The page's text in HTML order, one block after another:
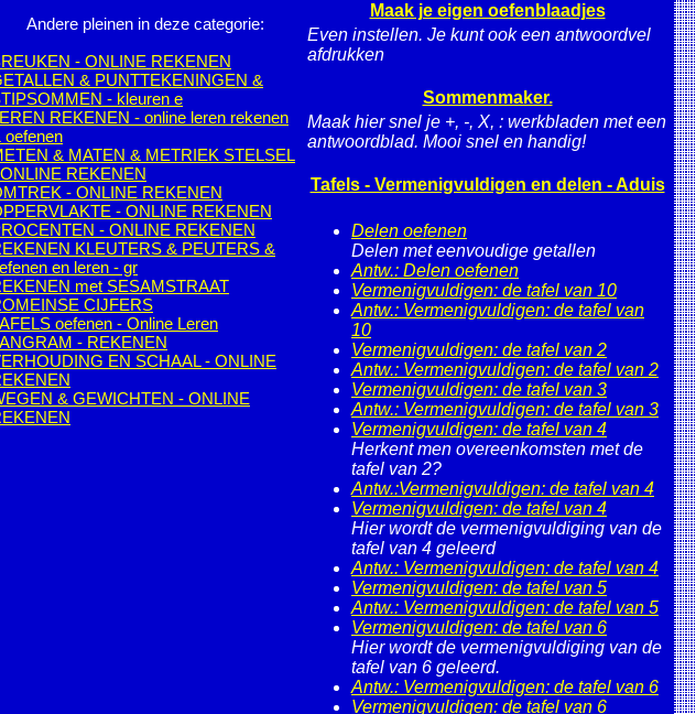
Andere pleinen in deze categorie:
- ONLINE REKENEN
& PUNTTEKENINGEN &
- kleuren e
REKENEN - online leren rekenen
oefenen
& MATEN & METRIEK STELSEL
REKENEN
- ONLINE REKENEN
- ONLINE REKENEN
- ONLINE REKENEN
KLEUTERS & PEUTERS &
en leren - gr
met SESAMSTRAAT
CIJFERS
oefenen - Online Leren
- REKENEN
EN SCHAAL - ONLINE
& GEWICHTEN - ONLINE
Maak je eigen oefenblaadjes
Even instellen. Je kunt ook een antwoordvel
afdrukken
Sommenmaker.
Maak hier snel je +, -, X, : werkbladen met een
antwoordblad. Mooi snel en handig!
Tafels - Vermenigvuldigen en delen - Aduis
Delen oefenen
Delen met eenvoudige getallen
Antw.: Delen oefenen
Vermenigvuldigen: de tafel van 10
Antw.: Vermenigvuldigen: de tafel van
10
Vermenigvuldigen: de tafel van 2
Antw.: Vermenigvuldigen: de tafel van 2
Vermenigvuldigen: de tafel van 3
Antw.: Vermenigvuldigen: de tafel van 3
Vermenigvuldigen: de tafel van 4
Herkent men overeenkomsten met de
tafel van 2?
Antw.:Vermenigvuldigen: de tafel van 4
Vermenigvuldigen: de tafel van 4
Hier wordt de vermenigvuldiging van de
tafel van 4 geleerd
Antw.: Vermenigvuldigen: de tafel van 4
Vermenigvuldigen: de tafel van 5
Antw.: Vermenigvuldigen: de tafel van 5
Vermenigvuldigen: de tafel van 6
Hier wordt de vermenigvuldiging van de
tafel van 6 geleerd.
Antw.: Vermenigvuldigen: de tafel van 6
Vermenigvuldigen: de tafel van 6